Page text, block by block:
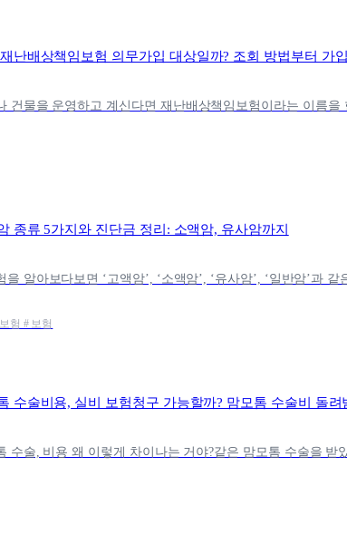
난배상책임보험 의무가입 대상일까? 조회 방법부터 가입
종류 5가지와 진단금 정리: 소액암, 유사암까지
험 # 보험
수술비용, 실비 보험청구 가능할까? 맘모톰 수술비 돌려